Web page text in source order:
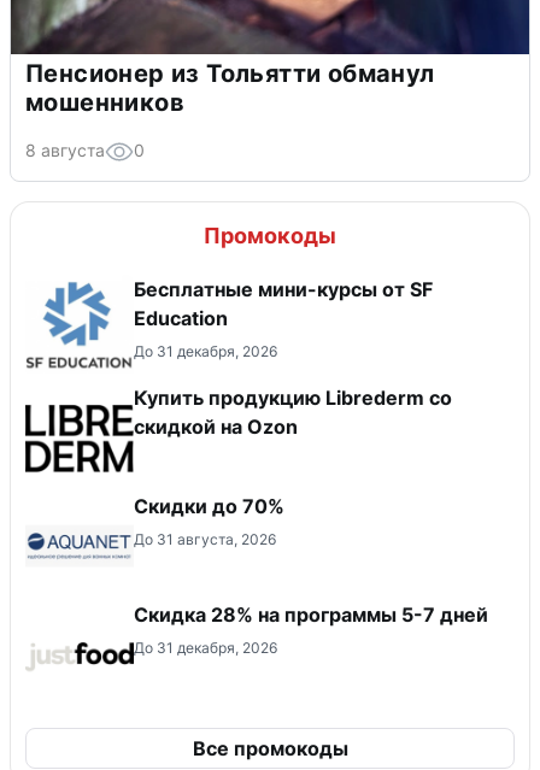
Пенсионер из Тольятти обманул
мошенников
8 августа 0
Промокоды
Бесплатные мини-курсы от SF
Education
До 31 декабря, 2026
Купить продукцию Librederm со
скидкой на Ozon
Скидки до 70%
До 31 августа, 2026
Скидка 28% на программы 5-7 дней
До 31 декабря, 2026
Все промокоды